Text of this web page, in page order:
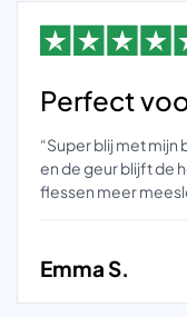
Perfect
“Super blij met mijn
en de geur blijft de
flessen meer
Emma S.